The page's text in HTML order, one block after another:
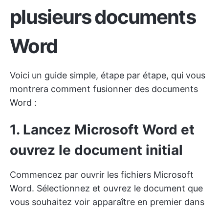
plusieurs documents
Word
Voici un guide simple, étape par étape, qui vous
montrera comment fusionner des documents
Word :
1. Lancez Microsoft Word et
ouvrez le document initial
Commencez par ouvrir les fichiers Microsoft
Word. Sélectionnez et ouvrez le document que
vous souhaitez voir apparaître en premier dans